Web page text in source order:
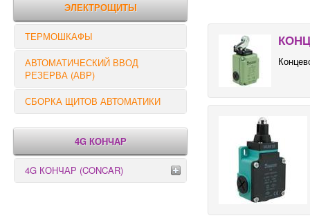
ЭЛЕКТРОЩИТЫ
ТЕРМОШКАФЫ
АВТОМАТИЧЕСКИЙ ВВОД
РЕЗЕРВА (АВР)
СБОРКА ЩИТОВ АВТОМАТИКИ
4G КОНЧАР
4G КОНЧАР (CONCAR)